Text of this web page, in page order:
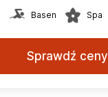
Basen Spa
Sprawdź ceny